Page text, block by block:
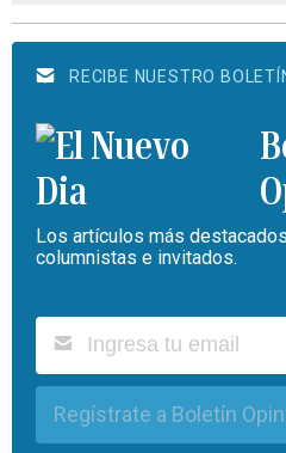
RECIBE NUESTRO
Los artículos más
columnistas e invitados.
Regístrate a Boletín